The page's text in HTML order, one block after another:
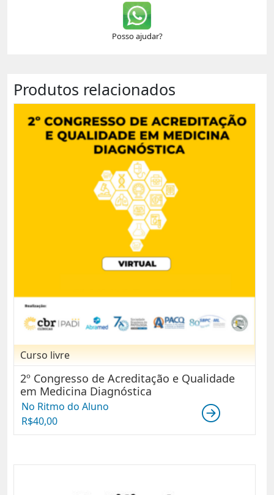
Posso ajudar?
Produtos relacionados
Curso livre
2º Congresso de Acreditação e Qualidade
em Medicina Diagnóstica
No Ritmo do Aluno
R$40,00